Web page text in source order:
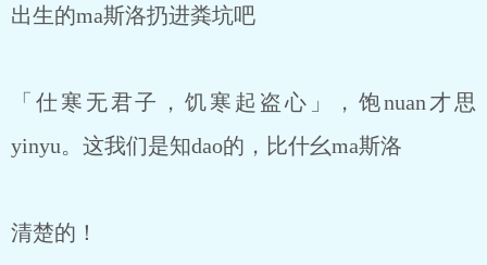
出生的ma斯洛扔进粪坑吧
「仕寒无君子，饥寒起盗心」，饱nuan才思
yinyu。这我们是知dao的，比什幺ma斯洛
清楚的！